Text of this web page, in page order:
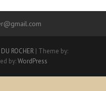
ROCHER| Theme by:
by:WordPress